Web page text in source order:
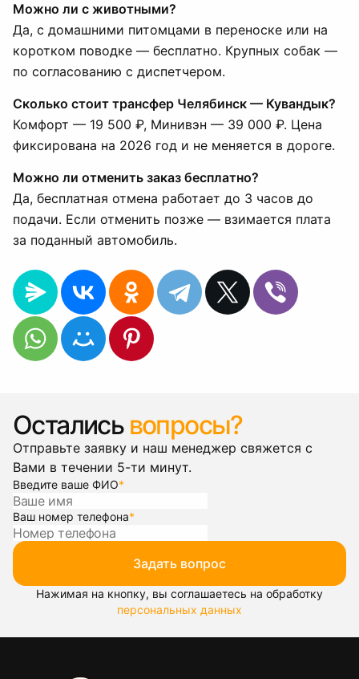
Можно ли с животными?
Да, с домашними питомцами в переноске или на
коротком поводке — бесплатно. Крупных собак —
по согласованию с диспетчером.
Сколько стоит трансфер Челябинск — Кувандык?
Комфорт — 19 500 ₽, Минивэн — 39 000 ₽. Цена
фиксирована на 2026 год и не меняется в дороге.
Можно ли отменить заказ бесплатно?
Да, бесплатная отмена работает до 3 часов до
подачи. Если отменить позже — взимается плата
за поданный автомобиль.
Остались вопросы?
Отправьте заявку и наш менеджер свяжется с
Вами в течении 5-ти минут.
Введите ваше ФИО*
Ваш номер телефона*
Задать вопрос
Нажимая на кнопку, вы соглашаетесь на обработку
персональных данных